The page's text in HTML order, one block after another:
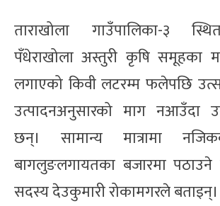
ताराखोला गाउँपालिका-३
पँधेराखोला अस्तुरी कृषि समूहका
लगाएको किवी लटरम्म फलेपछि
उत्पादनअनुसारको माग नआउँदा
छन्। सामान्य मात्रामा
बागलुङलगायतका बजारमा
सदस्य देउकुमारी रोकामगरले बताइन्।